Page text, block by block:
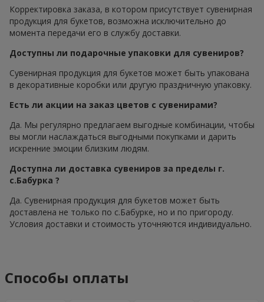
Корректировка заказа, в котором присутствует сувенирная
продукция для букетов, возможна исключительно до
момента передачи его в службу доставки.
Доступны ли подарочные упаковки для сувениров?
Сувенирная продукция для букетов может быть упакована
в декоративные коробки или другую праздничную упаковку.
Есть ли акции на заказ цветов с сувенирами?
Да. Мы регулярно предлагаем выгодные комбинации, чтобы
вы могли наслаждаться выгодными покупками и дарить
искренние эмоции близким людям.
Доступна ли доставка сувениров за пределы г.
с.Бабурка ?
Да. Сувенирная продукция для букетов может быть
доставлена не только по с.Бабурке, но и по пригороду.
Условия доставки и стоимость уточняются индивидуально.
Способы оплаты